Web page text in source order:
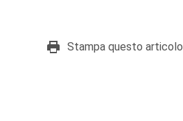
Stampa questo articolo